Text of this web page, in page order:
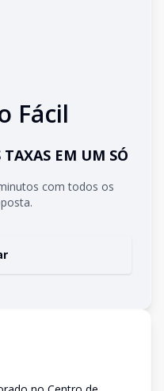
Fácil
EM UM SÓ
com todos os